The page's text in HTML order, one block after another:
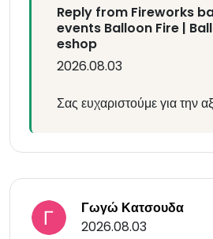
Reply from Fireworks
events Balloon Fire |
eshop
2026.08.03
Σας ευχαριστούμε για την
Γωγώ Κατσουδα
2026.08.03